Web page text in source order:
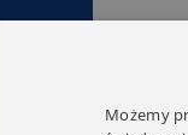
Możemy